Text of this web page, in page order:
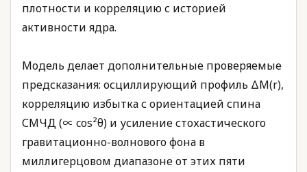
плотности и корреляцию с историей
активности ядра.
Модель делает дополнительные проверяемые
предсказания: осциллирующий профиль ΔM(r),
корреляцию избытка с ориентацией спина
СМЧД (∝ cos²θ) и усиление стохастического
гравитационно-волнового фона в
миллигерцовом диапазоне от этих пяти